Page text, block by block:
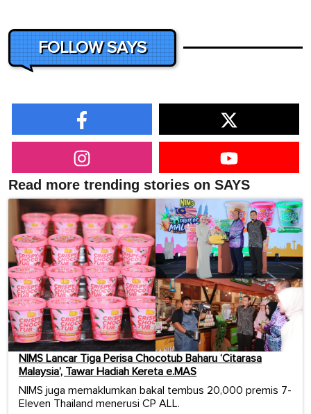
FOLLOW SAYS
Read more trending stories on SAYS
NIMS Lancar Tiga Perisa Chocotub Baharu ‘Citarasa
Malaysia’, Tawar Hadiah Kereta e.MAS
NIMS juga memaklumkan bakal tembus 20,000 premis 7-
Eleven Thailand menerusi CP ALL.